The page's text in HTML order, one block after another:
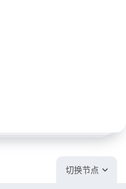
切换节点